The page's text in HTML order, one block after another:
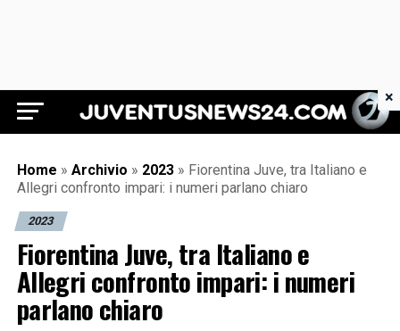
Juventus News 24
Home » Archivio » 2023 » Fiorentina Juve, tra Italiano e
Allegri confronto impari: i numeri parlano chiaro
2023
Fiorentina Juve, tra Italiano e
Allegri confronto impari: i numeri
parlano chiaro
×